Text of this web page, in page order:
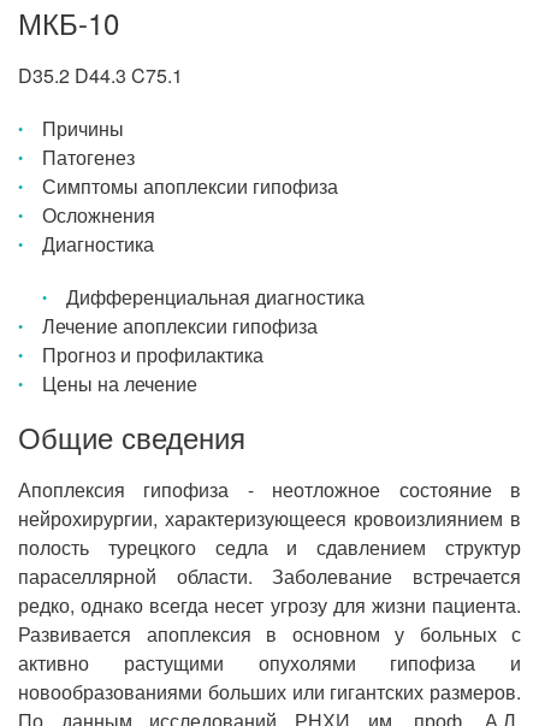
МКБ-10
D35.2 D44.3 C75.1
Причины
Патогенез
Симптомы апоплексии гипофиза
Осложнения
Диагностика
Дифференциальная диагностика
Лечение апоплексии гипофиза
Прогноз и профилактика
Цены на лечение
Общие сведения
Апоплексия гипофиза - неотложное состояние в
нейрохирургии, характеризующееся кровоизлиянием в
полость турецкого седла и сдавлением структур
параселлярной области. Заболевание встречается
редко, однако всегда несет угрозу для жизни пациента.
Развивается апоплексия в основном у больных с
активно растущими опухолями гипофиза и
новообразованиями больших или гигантских размеров.